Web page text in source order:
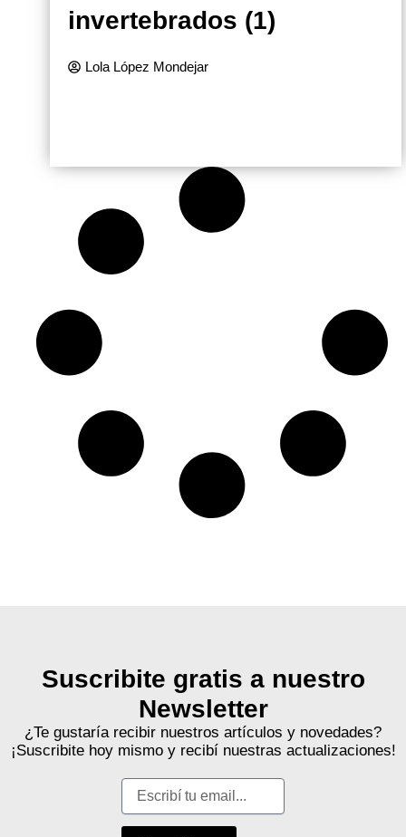
invertebrados (1)
Lola López Mondejar
Suscribite gratis a nuestro
Newsletter
¿Te gustaría recibir nuestros artículos y novedades?
¡Suscribite hoy mismo y recibí nuestras actualizaciones!